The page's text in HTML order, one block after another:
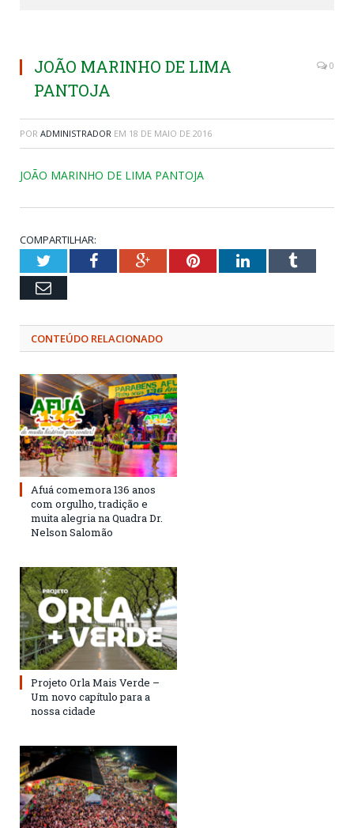
JOÃO MARINHO DE LIMA
PANTOJA
0
POR ADMINISTRADOR EM 18 DE MAIO DE 2016
JOÃO MARINHO DE LIMA PANTOJA
COMPARTILHAR:
TwitterFacebookGoogle+PinterestLinkedInTumblr
Email
CONTEÚDO RELACIONADO
Afuá comemora 136 anos
com orgulho, tradição e
muita alegria na Quadra Dr.
Nelson Salomão
Projeto Orla Mais Verde –
Um novo capítulo para a
nossa cidade